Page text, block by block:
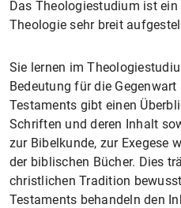
Das Theologiestudium ist
Theologie sehr breit
Sie lernen im
Bedeutung für die
Testaments gibt einen
Schriften und deren Inhalt
zur Bibelkunde, zur Exegese
der biblischen Bücher. Dies
christlichen Tradition
Testaments behandeln den